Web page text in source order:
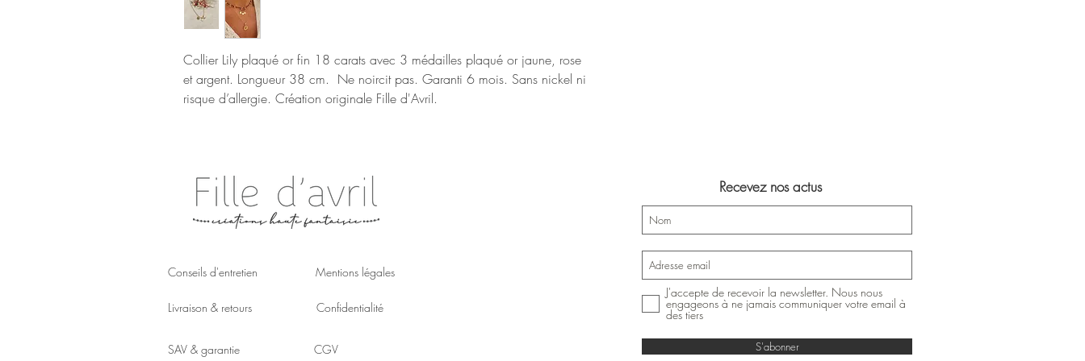
Collier Lily plaqué or fin 18 carats avec 3 médailles plaqué or jaune, rose
et argent. Longueur 38 cm. Ne noircit pas. Garanti 6 mois. Sans nickel ni
risque d’allergie. Création originale Fille d'Avril.
Conseils d'entretien Mentions légales
Livraison & retours Confidentialité
SAV & garantie CGV
J'accepte de recevoir la newsletter. Nous nous
engageons à ne jamais communiquer votre email à
des tiers
S'abonner
Recevez nos actus